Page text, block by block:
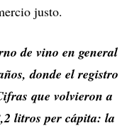
justo.
de vino en general
donde el registro
que volvieron a
litros per cápita: la